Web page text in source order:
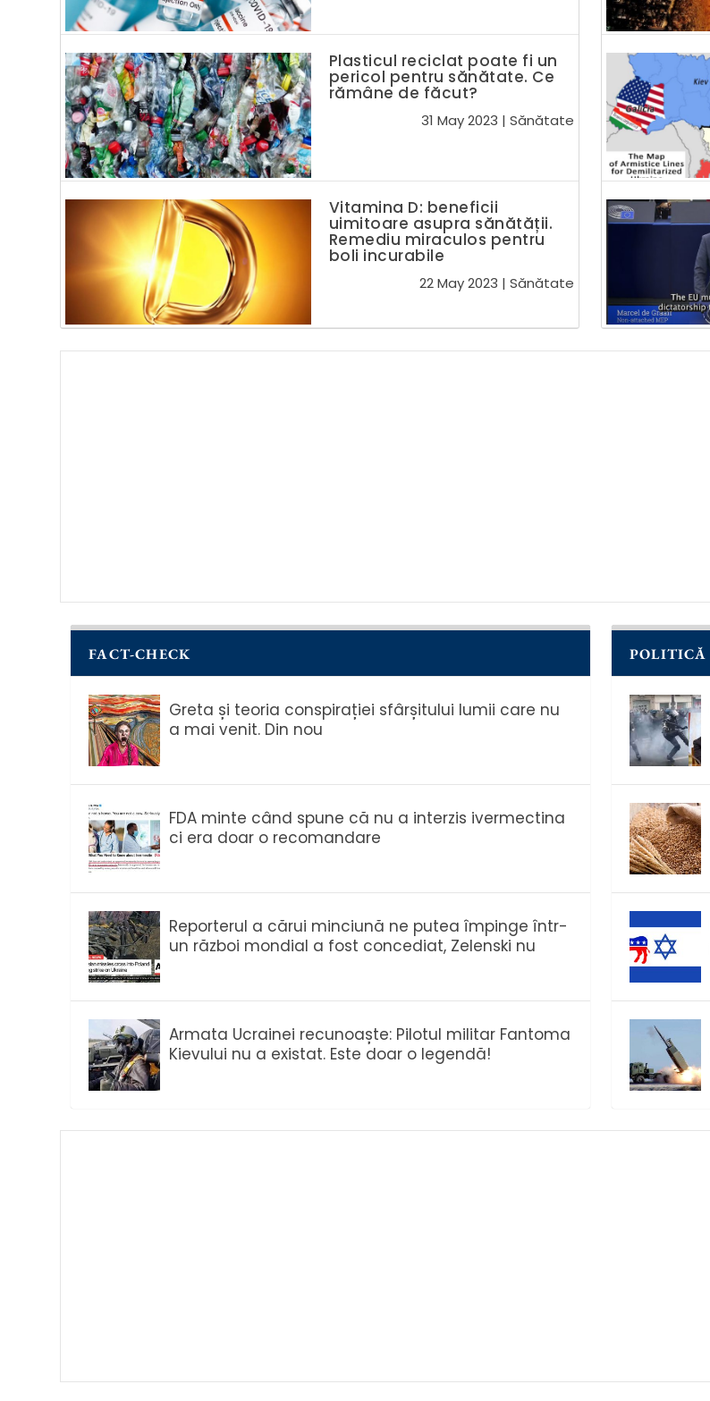
Plasticul reciclat poate fi un
pericol pentru sănătate. Ce
rămâne de făcut?
31 May 2023 | Sănătate
Vitamina D: beneficii
uimitoare asupra sănătății.
Remediu miraculos pentru
boli incurabile
22 May 2023 | Sănătate
FACT-CHECK
Greta și teoria conspirației sfârșitului lumii care nu
a mai venit. Din nou
FDA minte când spune că nu a interzis ivermectina
ci era doar o recomandare
Reporterul a cărui minciună ne putea împinge într-
un război mondial a fost concediat, Zelenski nu
Armata Ucrainei recunoaște: Pilotul militar Fantoma
Kievului nu a existat. Este doar o legendă!
POLITICĂ